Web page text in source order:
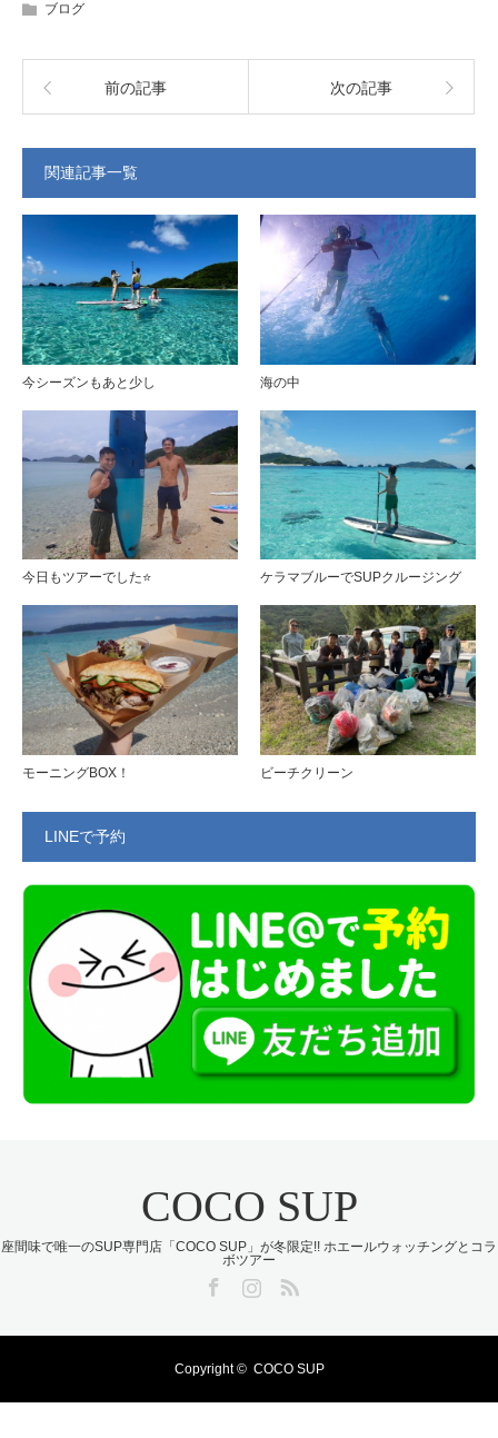
ブログ
前の記事 次の記事
関連記事一覧
今シーズンもあと少し 海の中
今日もツアーでした⭐️ ケラマブルーでSUPクルージング
モーニングBOX！ ビーチクリーン
LINEで予約
COCO SUP
座間味で唯一のSUP専門店「COCO SUP」が冬限定!! ホエールウォッチングとコラ
ボツアー
Copyright © COCO SUP